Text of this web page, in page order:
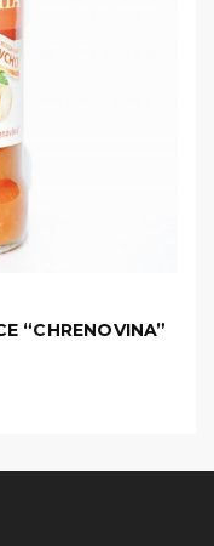
“CHRENOVINA”